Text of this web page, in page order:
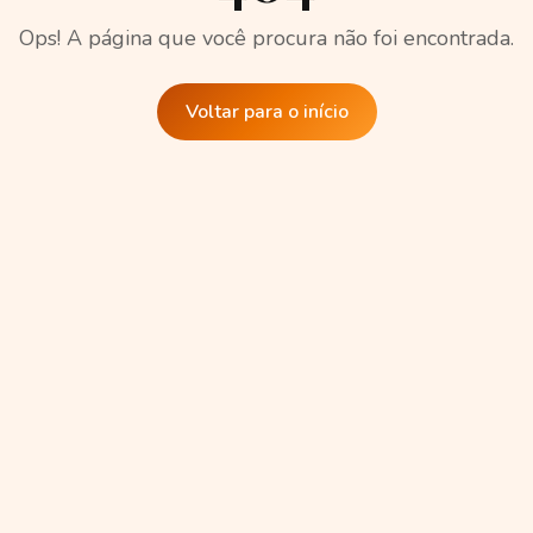
Ops! A página que você procura não foi encontrada.
Voltar para o início